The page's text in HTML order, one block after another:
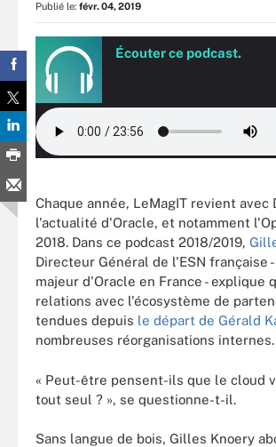
Publié le: févr. 04, 2019
Écouter ce podcast.
Chaque année, LeMagIT revient avec
l'actualité d'Oracle, et notamment
2018. Dans ce podcast 2018/2019,
Directeur Général de l'ESN française
majeur d'Oracle en France - explique
relations avec l'écosystème de
tendues depuis le départ de Gérald
nombreuses réorganisations internes.
« Peut-être pensent-ils que le cloud
tout seul ? », se questionne-t-il.
Sans langue de bois, Gilles Knoery